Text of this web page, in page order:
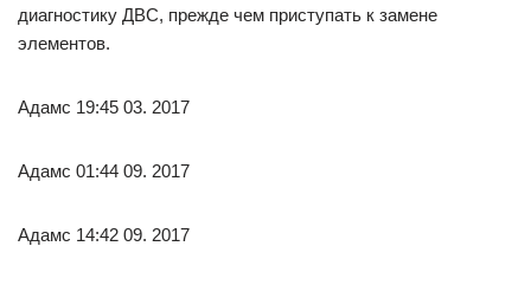
диагностику ДВС, прежде чем приступать к замене
элементов.
Адамс 19:45 03. 2017
Адамс 01:44 09. 2017
Адамс 14:42 09. 2017